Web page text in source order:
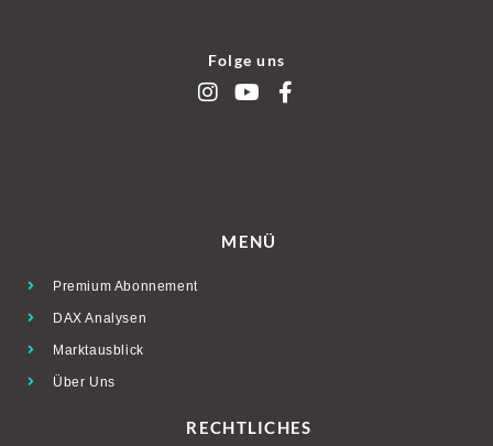
Folge uns
MENÜ
Premium Abonnement
DAX Analysen
Marktausblick
Über Uns
RECHTLICHES